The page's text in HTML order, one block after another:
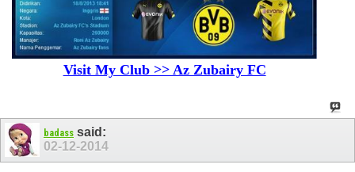
Visit My Club >> Az Zubairy FC
badass said:
02-12-2014